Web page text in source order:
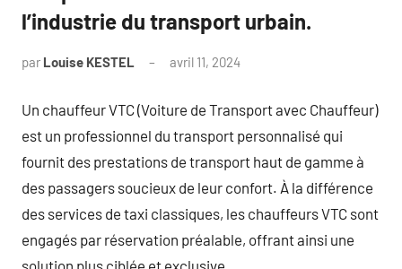
l’industrie du transport urbain.
par Louise KESTEL avril 11, 2024
Un chauffeur VTC (Voiture de Transport avec Chauffeur)
est un professionnel du transport personnalisé qui
fournit des prestations de transport haut de gamme à
des passagers soucieux de leur confort. À la différence
des services de taxi classiques, les chauffeurs VTC sont
engagés par réservation préalable, offrant ainsi une
solution plus ciblée et exclusive.